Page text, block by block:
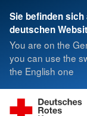
Sie befinden sich
deutschen
You are on the
you can use the
the English one